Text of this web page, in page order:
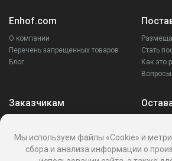
Enhof.com
О компании
Перечень запрещенных товаров
Блог
Стать
Как это
Вопросы
Заказчикам
Написать поставщику
Мы используем файлы «Cookie» и
сбора и анализа информации о